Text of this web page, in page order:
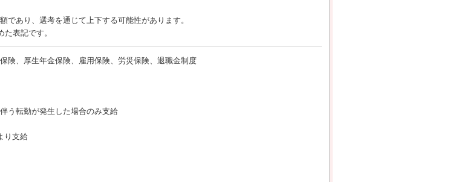
であり、選考を通じて上下する可能性があります。
表記です。
険、厚生年金保険、雇用保険、労災保険、退職金制度
う転勤が発生した場合のみ支給
り支給